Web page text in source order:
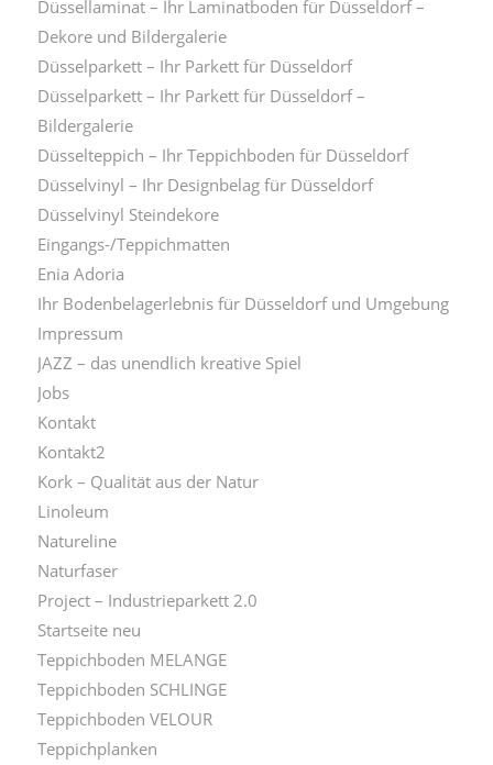
Düssellaminat – Ihr Laminatboden für Düsseldorf –
Dekore und Bildergalerie
Düsselparkett – Ihr Parkett für Düsseldorf
Düsselparkett – Ihr Parkett für Düsseldorf –
Bildergalerie
Düsselteppich – Ihr Teppichboden für Düsseldorf
Düsselvinyl – Ihr Designbelag für Düsseldorf
Düsselvinyl Steindekore
Eingangs-/Teppichmatten
Enia Adoria
Ihr Bodenbelagerlebnis für Düsseldorf und Umgebung
Impressum
JAZZ – das unendlich kreative Spiel
Jobs
Kontakt
Kontakt2
Kork – Qualität aus der Natur
Linoleum
Natureline
Naturfaser
Project – Industrieparkett 2.0
Startseite neu
Teppichboden MELANGE
Teppichboden SCHLINGE
Teppichboden VELOUR
Teppichplanken